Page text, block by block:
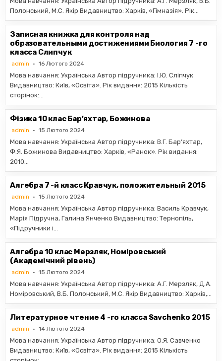
Полонський, М.С. Якір Видавництво: Харків, «Гімназія». Рік…
Записная книжка для контроля над
образовательными достижениями Биология 7 -го
класса Слипчук
admin 16 Лютого 2024
Мова навчання: Українська Автор підручника: І.Ю. Сліпчук
Видавництво: Київ, «Освіта». Рік видання: 2015 Кількість
сторінок:…
Фізика 10 клас Бар’яхтар, Божинова
admin 15 Лютого 2024
Мова навчання: Українська Автор підручника: В.Г. Бар’яхтар,
Ф.Я. Божинова Видавництво: Харків, «Ранок». Рік видання:
2010…
Алгебра 7 -й класс Кравчук, положительный 2015
admin 15 Лютого 2024
Мова навчання: Українська Автор підручника: Василь Кравчук,
Марія Підручна, Галина Янченко Видавництво: Тернопіль,
«Підручники і…
Алгебра 10 клас Мерзляк, Номіровський
(Академічний рівень)
admin 15 Лютого 2024
Мова навчання: Українська Автор підручника: А.Г. Мерзляк, Д.А.
Номіровський, В.Б. Полонський, М.С. Якір Видавництво: Харків,…
Литературное чтение 4 -го класса Savchenko 2015
admin 14 Лютого 2024
Мова навчання: Українська Автор підручника: О.Я. Савченко
Видавництво: Київ, «Освiта». Рік видання: 2015 Кількість